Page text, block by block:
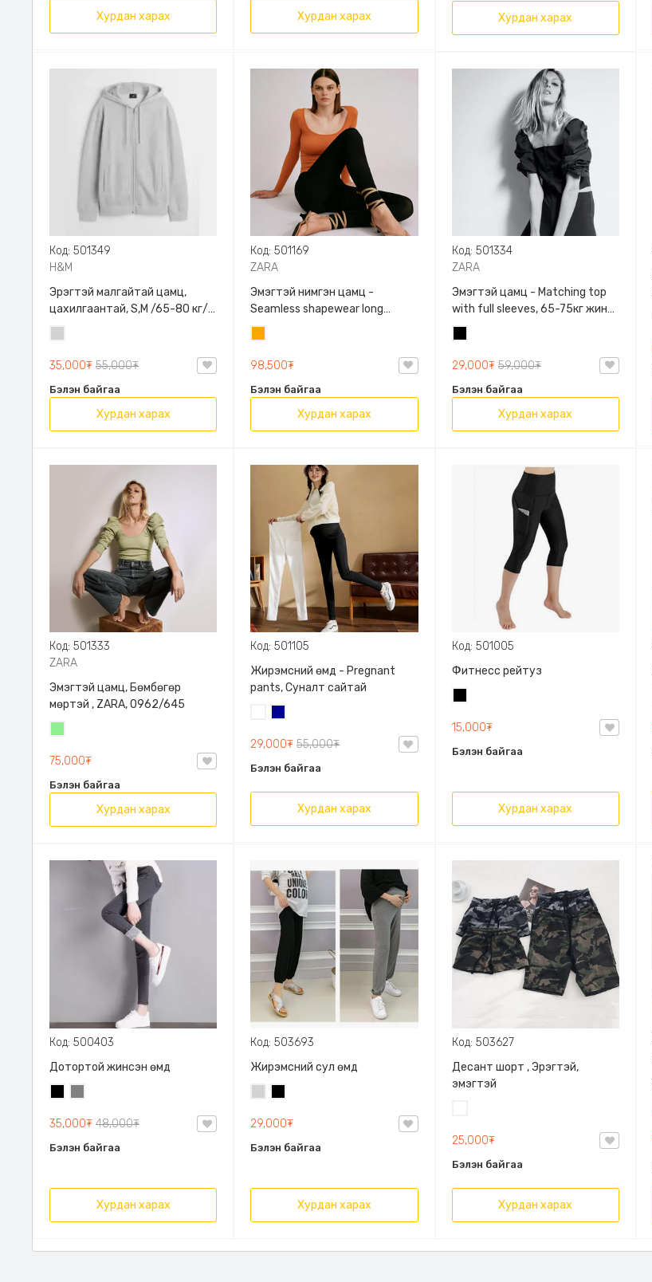
Хурдан харах Хурдан харах Хурдан харах
Код: 501349
H&M
Эрэгтэй малгайтай цамц,
цахилгаантай, S,M /65-80 кг/,
H&M, 0852614006, Даавуу
35,000₮ 55,000₮
Бэлэн байгаа
Хурдан харах
Код: 501169
ZARA
Эмэгтэй нимгэн цамц -
Seamless shapewear long
sleeve t-shirt, 40-60кг жинд
таарна, ZARA, 8779/458/615,
Урт ханцуйтай
98,500₮
Бэлэн байгаа
Хурдан харах
Код: 501334
ZARA
Эмэгтэй цамц - Matching top
with full sleeves, 65-75кг жинд
таарна, ZARA, 0962/642/800,
Задгай энгэртэй, Урт
ханцуйтай, Богино
29,000₮ 59,000₮
Бэлэн байгаа
Хурдан харах
Код: 501333
ZARA
Эмэгтэй цамц, Бөмбөгөр
мөртэй , ZARA, 0962/645
75,000₮
Бэлэн байгаа
Хурдан харах
Код: 501105
Жирэмсний өмд - Pregnant
pants, Суналт сайтай
29,000₮55,000₮
Бэлэн байгаа
Хурдан харах
Код: 501005
Фитнесс рейтуз
15,000₮
Бэлэн байгаа
Хурдан харах
Код: 500403
Дотортой жинсэн өмд
35,000₮ 48,000₮
Бэлэн байгаа
Хурдан харах
Код: 503693
Жирэмсний сул өмд
29,000₮
Бэлэн байгаа
Хурдан харах
Код: 503627
Десант шорт , Эрэгтэй,
эмэгтэй
25,000₮
Бэлэн байгаа
Хурдан харах